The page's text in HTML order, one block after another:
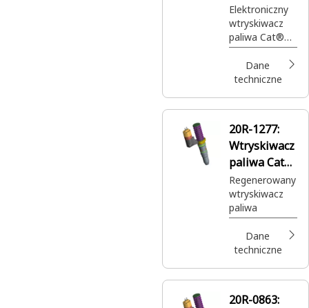
Reman
Elektroniczny
wtryskiwacz
paliwa Cat®
regenerowana
z powlekanym
tłokiem w
paliwowych
Dane
techniczne
20R-1277:
Wtryskiwacz
paliwa Cat®
Reman
Regenerowany
wtryskiwacz
paliwa
Dane
techniczne
20R-0863: